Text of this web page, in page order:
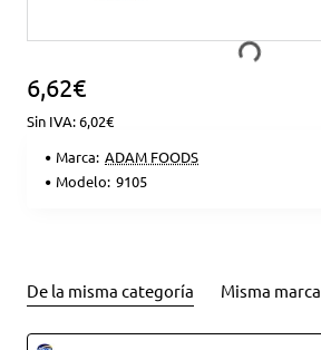
6,62€
Sin IVA: 6,02€
Marca: ADAM FOODS
Modelo: 9105
De la misma categoría Misma marca